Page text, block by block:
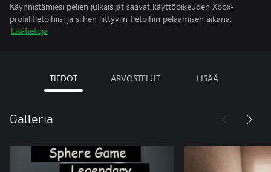
Käynnistämiesi pelien julkaisijat saavat käyttöoikeuden Xbox-
profiilitietoihiisi ja siihen liittyviin tietoihin pelaamisen aikana.
Lisätietoja
TIEDOT ARVOSTELUT LISÄÄ
Galleria